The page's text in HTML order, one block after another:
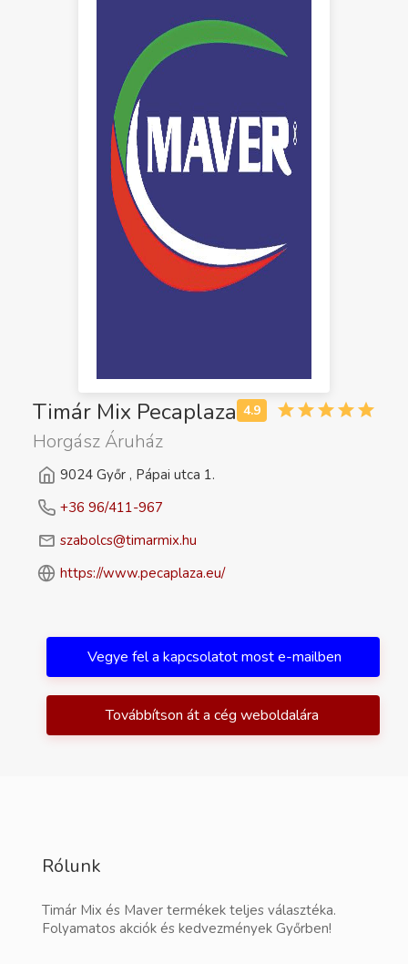
Timár Mix Pecaplaza
Horgász Áruház
9024 Győr , Pápai utca 1.
+36 96/411-967
szabolcs@timarmix.hu
https://www.pecaplaza.eu/
Vegye fel a kapcsolatot most e-mailben
Továbbítson át a cég weboldalára
Rólunk
Timár Mix és Maver termékek teljes választéka.
Folyamatos akciók és kedvezmények Győrben!